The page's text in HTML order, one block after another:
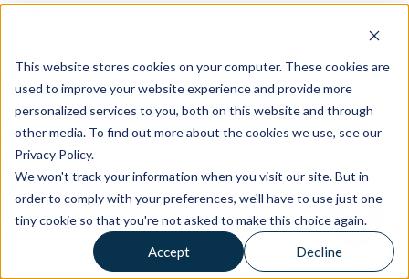
This website stores cookies on your computer. These cookies are
used to improve your website experience and provide more
personalized services to you, both on this website and through
other media. To find out more about the cookies we use, see our
Privacy Policy.
We won't track your information when you visit our site. But in
order to comply with your preferences, we'll have to use just one
tiny cookie so that you're not asked to make this choice again.
Accept Decline
estarlo
período en que la concesión está activa, pero esa
tolerancia no sobrevive a ciertos eventos detonantes
bajo sus propios términos — incluyendo un nuevo
arresto o condena criminal que cruce una de las barras
de DACA, una notificación de terminación de USCIS, o
una referencia a ICE. Un beneficiario en esa postura
típicamente está lidiando con dos preguntas legales
superpuestas al mismo tiempo: una pregunta de
defensa contra la remoción frente a un juez de
inmigración, y una pregunta de acción de agencia con